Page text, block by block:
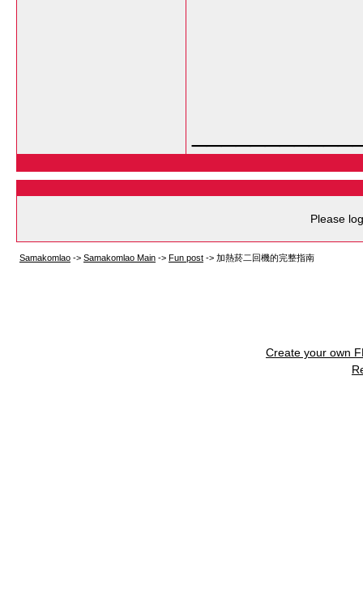
Please
Samakomlao -> Samakomlao Main -> Fun post -> 加熱菸二回機的完整指南
Create your own